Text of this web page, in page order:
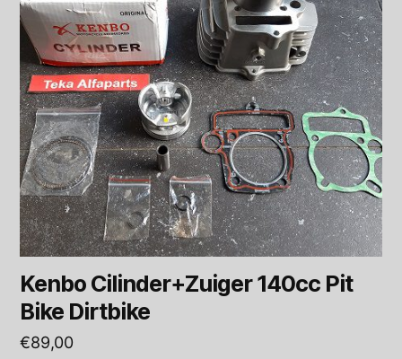
Kenbo Cilinder+Zuiger 140cc Pit
Bike Dirtbike
€89,00